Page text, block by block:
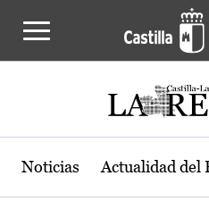
Noticias Actualidad del